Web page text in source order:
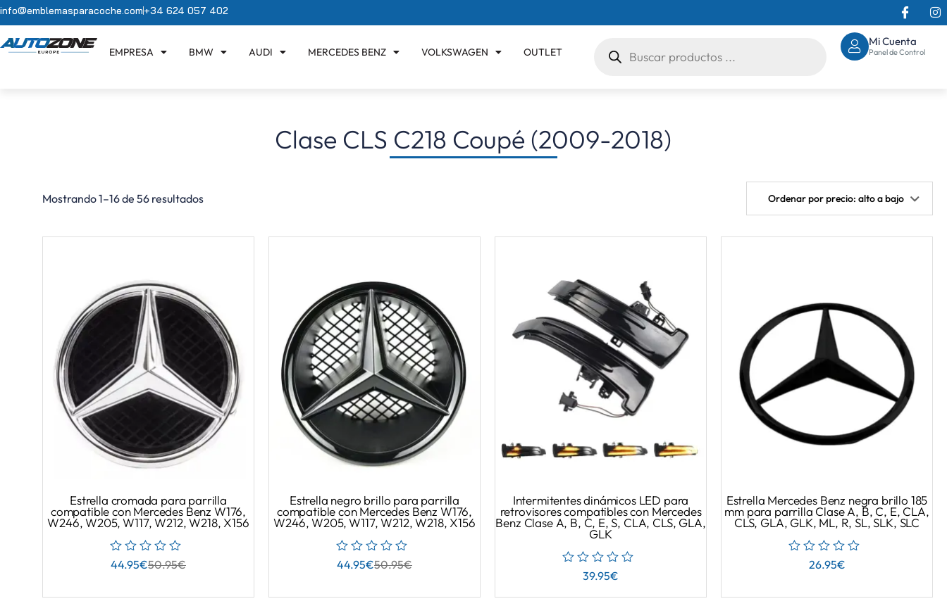
info@emblemasparacoche.com+34 624 057 402
EMPRESA BMW AUDI MERCEDES BENZ VOLKSWAGEN OUTLET
Mi Cuenta
Panel de Control
Clase CLS C218 Coupé (2009-2018)
Mostrando 1–16 de 56 resultados Ordenar por precio: alto a bajo
Estrella cromada para parrilla
compatible con Mercedes Benz W176,
W246, W205, W117, W212, W218, X156
50.95€
44.95€
Estrella negro brillo para parrilla
compatible con Mercedes Benz W176,
W246, W205, W117, W212, W218, X156
50.95€
44.95€
Intermitentes dinámicos LED para
retrovisores compatibles con Mercedes
Benz Clase A, B, C, E, S, CLA, CLS, GLA,
GLK
39.95€
Estrella Mercedes Benz negra brillo 185
mm para parrilla Clase A, B, C, E, CLA,
CLS, GLA, GLK, ML, R, SL, SLK, SLC
26.95€